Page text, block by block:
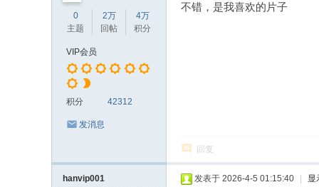
0
主题
2万
回帖
4万
积分
VIP会员
积分 42312
发消息
不错，是我喜欢的片子
回复
hanvip001 发表于 2026-4-5 01:15:40 显